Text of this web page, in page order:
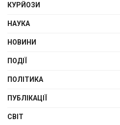
КУРЙОЗИ
НАУКА
НОВИНИ
ПОДІЇ
ПОЛІТИКА
ПУБЛІКАЦІЇ
СВІТ